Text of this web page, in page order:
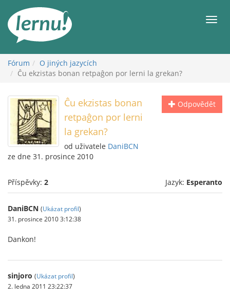
obsahu
Fórum
O jiných jazycích
Ĉu ekzistas bonan retpaĝon por lerni la grekan?
Odpovědět
Ĉu ekzistas bonan
retpaĝon por lerni
la grekan?
od uživatele DaniBCN
ze dne 31. prosince 2010
Příspěvky: 2 Jazyk: Esperanto
DaniBCN (Ukázat profil)
31. prosince 2010 3:12:38
Dankon!
sinjoro (Ukázat profil)
2. ledna 2011 23:22:37